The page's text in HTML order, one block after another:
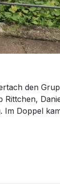
den
Im Doppel